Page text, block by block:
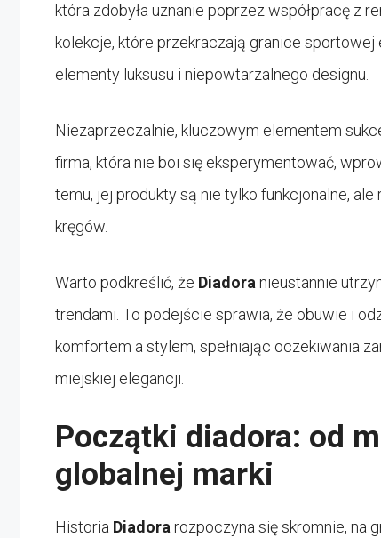
która zdobyła uznanie poprzez współpracę z
kolekcje, które przekraczają granice
elementy luksusu i niepowtarzalnego designu.
Niezaprzeczalnie, kluczowym elementem
firma, która nie boi się eksperymentować,
temu, jej produkty są nie tylko funkcjonalne,
kręgów.
Warto podkreślić, że Diadoranieustannie
trendami. To podejście sprawia, że obuwie i
komfortem a stylem, spełniając oczekiwania
miejskiej elegancji.
Początki diadora: od
globalnej marki
Historia Diadorarozpoczyna się skromnie, na